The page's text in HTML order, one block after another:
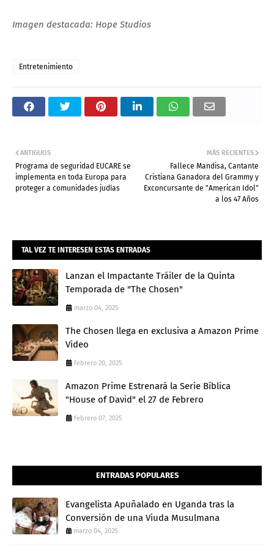
Imagen destacada: Hope Studios
Entretenimiento
MÁS RECIENTES
Fallece Mandisa, Cantante
Cristiana Ganadora del Grammy y
Exconcursante de "American Idol"
a los 47 Años
ANTIGUOS
Programa de seguridad EUCARE se
implementa en toda Europa para
proteger a comunidades judías
TAL VEZ TE INTERESEN ESTAS ENTRADAS
Lanzan el Impactante Tráiler de la Quinta
Temporada de "The Chosen"
marzo 04, 2025
The Chosen llega en exclusiva a Amazon Prime
Video
febrero 20, 2025
Amazon Prime Estrenará la Serie Bíblica
"House of David" el 27 de Febrero
febrero 07, 2025
ENTRADAS POPULARES
Evangelista Apuñalado en Uganda tras la
Conversión de una Viuda Musulmana
marzo 04, 2025